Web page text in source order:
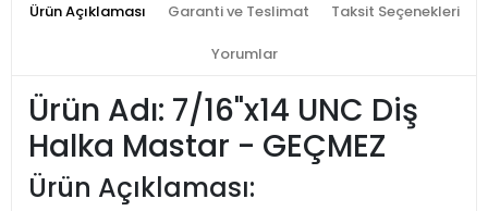
Ürün Açıklaması Garanti ve Teslimat Taksit Seçenekleri
Yorumlar
Ürün Adı: 7/16"x14 UNC Diş
Halka Mastar - GEÇMEZ
Ürün Açıklaması: